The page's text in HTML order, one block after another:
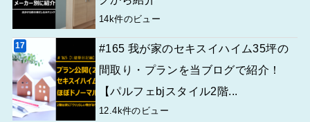
14k件のビュー
#165 我が家のセキスイハイム35坪の
間取り・プランを当ブログで紹介！
【パルフェbjスタイル2階...
12.4k件のビュー